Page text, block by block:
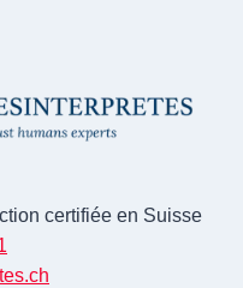
certifiée en Suisse